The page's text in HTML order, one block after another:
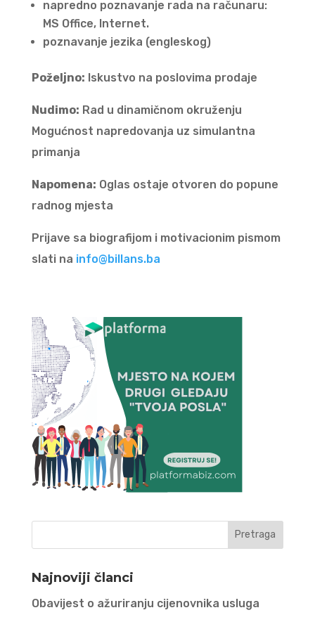
napredno poznavanje rada na računaru:
MS Office, Internet.
poznavanje jezika (engleskog)
Poželjno: Iskustvo na poslovima prodaje
Nudimo: Rad u dinamičnom okruženju
Mogućnost napredovanja uz simulantna
primanja
Napomena: Oglas ostaje otvoren do popune
radnog mjesta
Prijave sa biografijom i motivacionim pismom
slati na info@billans.ba
Najnoviji članci
Obavijest o ažuriranju cijenovnika usluga